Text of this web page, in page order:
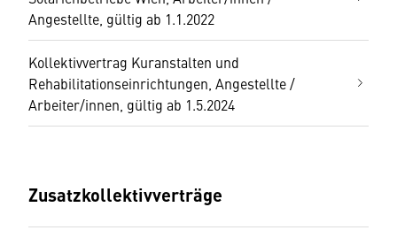
Angestellte, gültig ab 1.1.2022
Kollektivvertrag Kuranstalten und
Rehabilitationseinrichtungen, Angestellte /
Arbeiter/innen, gültig ab 1.5.2024
Zusatzkollektivverträge